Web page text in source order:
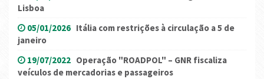
Lisboa
05/01/2026 Itália com restrições à circulação a 5 de
janeiro
19/07/2022 Operação "ROADPOL" – GNR fiscaliza
veículos de mercadorias e passageiros